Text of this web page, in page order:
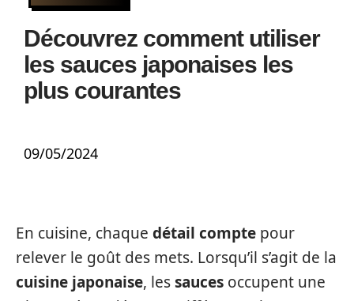
Découvrez comment utiliser
les sauces japonaises les
plus courantes
09/05/2024
En cuisine, chaque détail compte pour
relever le goût des mets. Lorsqu’il s’agit de la
cuisine japonaise, lessauces occupent une